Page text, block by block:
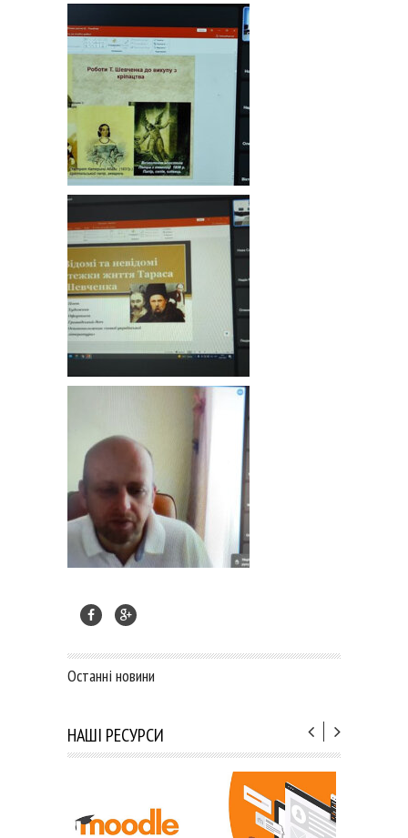
Останні новини
НАШІ РЕСУРСИ